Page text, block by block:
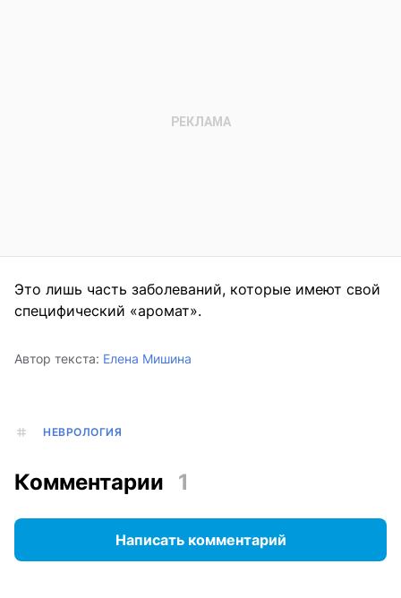
Это лишь часть заболеваний, которые имеют свой
специфический «аромат».
Автор текста: Елена Мишина
НЕВРОЛОГИЯ
Комментарии 1
Написать комментарий